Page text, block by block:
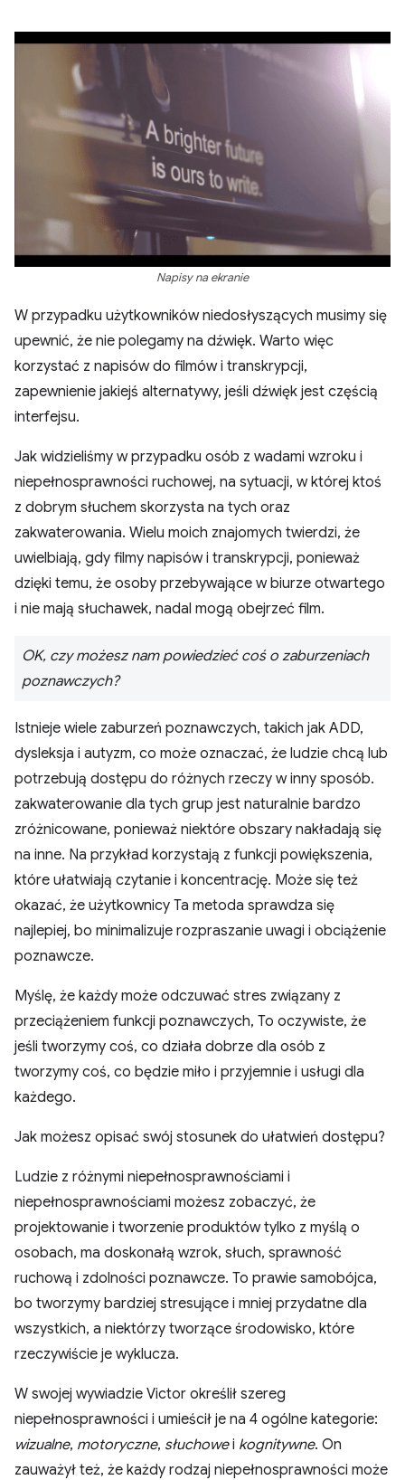
Napisy na ekranie
W przypadku użytkowników niedosłyszących musimy się
upewnić, że nie polegamy na dźwięk. Warto więc
korzystać z napisów do filmów i transkrypcji,
zapewnienie jakiejś alternatywy, jeśli dźwięk jest częścią
interfejsu.
Jak widzieliśmy w przypadku osób z wadami wzroku i
niepełnosprawności ruchowej, na sytuacji, w której ktoś
z dobrym słuchem skorzysta na tych oraz
zakwaterowania. Wielu moich znajomych twierdzi, że
uwielbiają, gdy filmy napisów i transkrypcji, ponieważ
dzięki temu, że osoby przebywające w biurze otwartego
i nie mają słuchawek, nadal mogą obejrzeć film.
OK, czy możesz nam powiedzieć coś o zaburzeniach
poznawczych?
Istnieje wiele zaburzeń poznawczych, takich jak ADD,
dysleksja i autyzm, co może oznaczać, że ludzie chcą lub
potrzebują dostępu do różnych rzeczy w inny sposób.
zakwaterowanie dla tych grup jest naturalnie bardzo
zróżnicowane, ponieważ niektóre obszary nakładają się
na inne. Na przykład korzystają z funkcji powiększenia,
które ułatwiają czytanie i koncentrację. Może się też
okazać, że użytkownicy Ta metoda sprawdza się
najlepiej, bo minimalizuje rozpraszanie uwagi i obciążenie
poznawcze.
Myślę, że każdy może odczuwać stres związany z
przeciążeniem funkcji poznawczych, To oczywiste, że
jeśli tworzymy coś, co działa dobrze dla osób z
tworzymy coś, co będzie miło i przyjemnie i usługi dla
każdego.
Jak możesz opisać swój stosunek do ułatwień dostępu?
Ludzie z różnymi niepełnosprawnościami i
niepełnosprawnościami możesz zobaczyć, że
projektowanie i tworzenie produktów tylko z myślą o
osobach, ma doskonałą wzrok, słuch, sprawność
ruchową i zdolności poznawcze. To prawie samobójca,
bo tworzymy bardziej stresujące i mniej przydatne dla
wszystkich, a niektórzy tworzące środowisko, które
rzeczywiście je wyklucza.
W swojej wywiadzie Victor określił szereg
niepełnosprawności i umieścił je na 4 ogólne kategorie:
wizualne, motoryczne, słuchowei kognitywne. On
zauważył też, że każdy rodzaj niepełnosprawności może